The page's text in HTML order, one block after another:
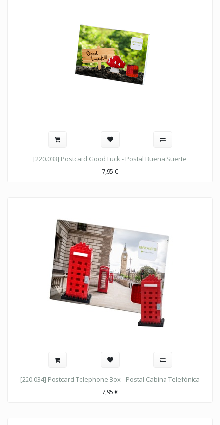
[220.033] Postcard Good Luck - Postal Buena Suerte
7,95 €
[220.034] Postcard Telephone Box - Postal Cabina Telefónica
7,95 €